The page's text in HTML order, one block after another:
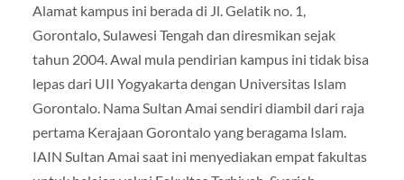
Alamat kampus ini berada di Jl. Gelatik no. 1,
Gorontalo, Sulawesi Tengah dan diresmikan sejak
tahun 2004. Awal mula pendirian kampus ini tidak bisa
lepas dari UII Yogyakarta dengan Universitas Islam
Gorontalo. Nama Sultan Amai sendiri diambil dari raja
pertama Kerajaan Gorontalo yang beragama Islam.
IAIN Sultan Amai saat ini menyediakan empat fakultas